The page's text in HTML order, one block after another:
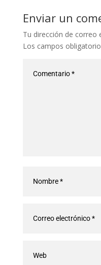
Enviar un
Tu dirección de correo
Los campos